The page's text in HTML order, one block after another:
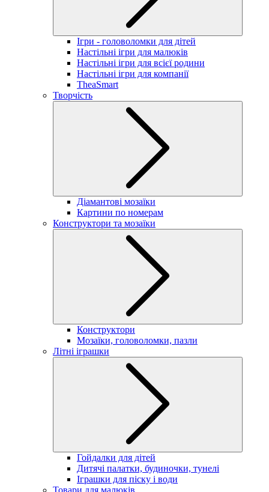
Ігри - головоломки для дітей
Настільні ігри для малюків
Настільні ігри для всієї родини
Настільні ігри для компанії
TheaSmart
Творчість
Діамантові мозаїки
Картини по номерам
Конструктори та мозаїки
Конструктори
Мозаїки, головоломки, пазли
Літні іграшки
Гойдалки для дітей
Дитячі палатки, будиночки, тунелі
Іграшки для піску і води
Товари для малюків